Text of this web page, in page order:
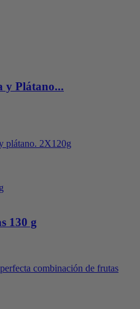
y Plátano...
plátano. 2X120g
130 g
combinación de frutas